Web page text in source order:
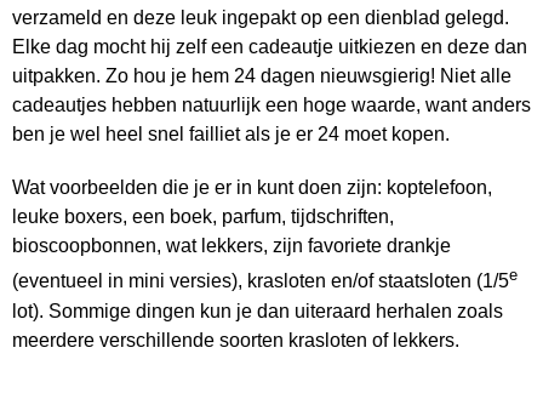
verzameld en deze leuk ingepakt op een dienblad gelegd.
Elke dag mocht hij zelf een cadeautje uitkiezen en deze dan
uitpakken. Zo hou je hem 24 dagen nieuwsgierig! Niet alle
cadeautjes hebben natuurlijk een hoge waarde, want anders
ben je wel heel snel failliet als je er 24 moet kopen.
Wat voorbeelden die je er in kunt doen zijn: koptelefoon,
leuke boxers, een boek, parfum, tijdschriften,
bioscoopbonnen, wat lekkers, zijn favoriete drankje
(eventueel in mini versies), krasloten en/of staatsloten (1/5e
lot). Sommige dingen kun je dan uiteraard herhalen zoals
meerdere verschillende soorten krasloten of lekkers.